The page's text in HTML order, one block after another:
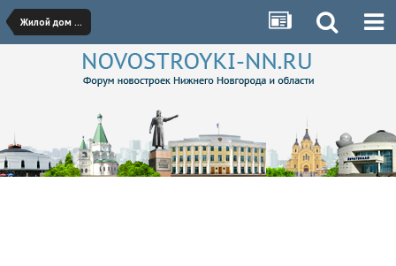
Жилой дом на ул. Конотопская